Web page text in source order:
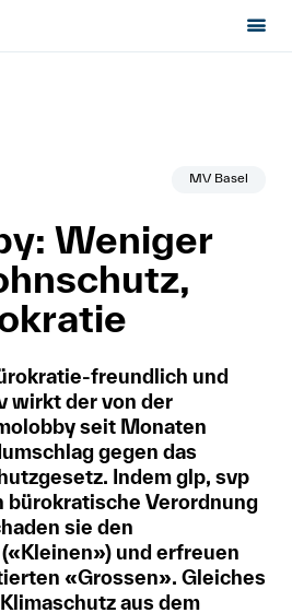
MV Basel
Weniger
freundlich und
wirkt der von der
seit Monaten
gegen das
Indem glp, svp
bürokratische Verordnung
sie den
und erfreuen
«Grossen». Gleiches
aus dem